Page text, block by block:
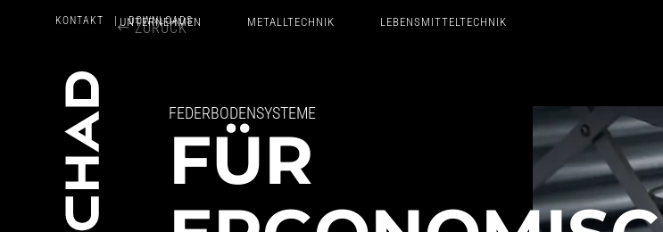
KONTAKT | DOWNLOADS
UNTERNEHMEN METALLTECHNIK
LEBENSMITTELTECHNIK
ZURÜCK
FEDERBODENSYSTEME
FÜR